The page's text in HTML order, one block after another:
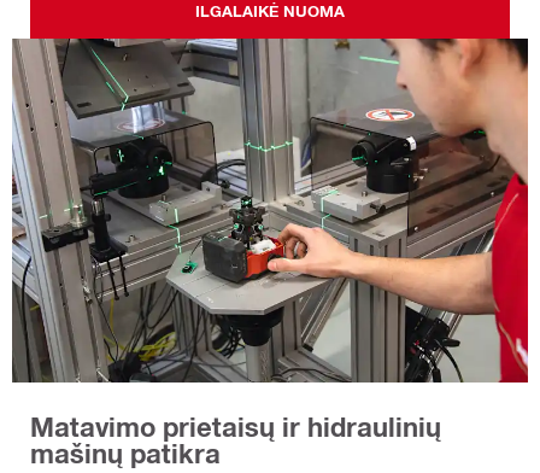
ILGALAIKĖ NUOMA
Matavimo prietaisų ir hidraulinių
mašinų patikra